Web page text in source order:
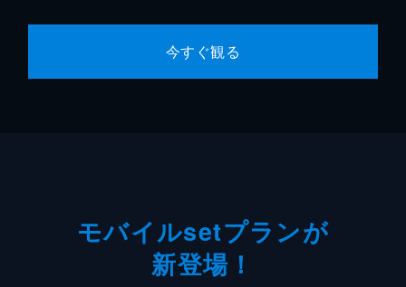
今すぐ観る
モバイルsetプランが
新登場！